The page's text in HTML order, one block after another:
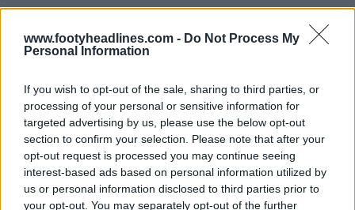
www.footyheadlines.com - Do Not Process My
Personal Information
If you wish to opt-out of the sale, sharing to third parties, or
processing of your personal or sensitive information for
targeted advertising by us, please use the below opt-out
section to confirm your selection. Please note that after your
opt-out request is processed you may continue seeing
interest-based ads based on personal information utilized by
us or personal information disclosed to third parties prior to
your opt-out. You may separately opt-out of the further